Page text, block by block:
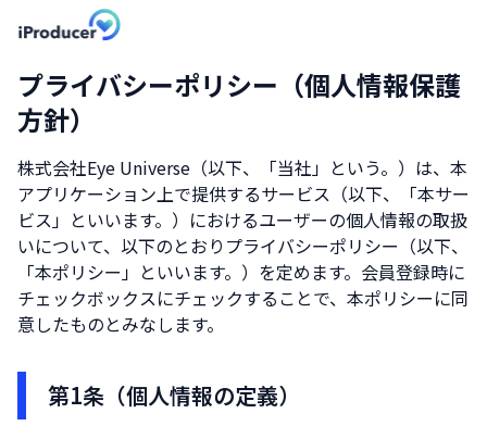
プライバシーポリシー（個人情報保護
方針）
株式会社Eye Universe （以下、「当社」という。）は、本
アプリケーション上で提供するサービス（以下、「本サー
ビス」といいます。）におけるユーザーの個人情報の取扱
いについて、以下のとおりプライバシーポリシー（以下、
「本ポリシー」といいます。）を定めます。会員登録時に
チェックボックスにチェックすることで、本ポリシーに同
意したものとみなします。
第1条（個人情報の定義）